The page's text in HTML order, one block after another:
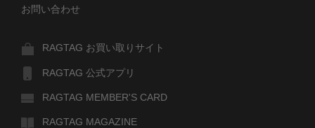
お問い合わせ
RAGTAG お買い取りサイト
RAGTAG 公式アプリ
RAGTAG MEMBER'S CARD
RAGTAG MAGAZINE